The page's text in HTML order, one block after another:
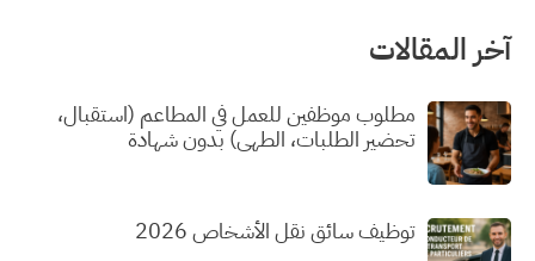
آخر المقالات
مطلوب موظفين للعمل في المطاعم (استقبال،
تحضير الطلبات، الطهي) بدون شهادة
توظيف سائق نقل الأشخاص 2026